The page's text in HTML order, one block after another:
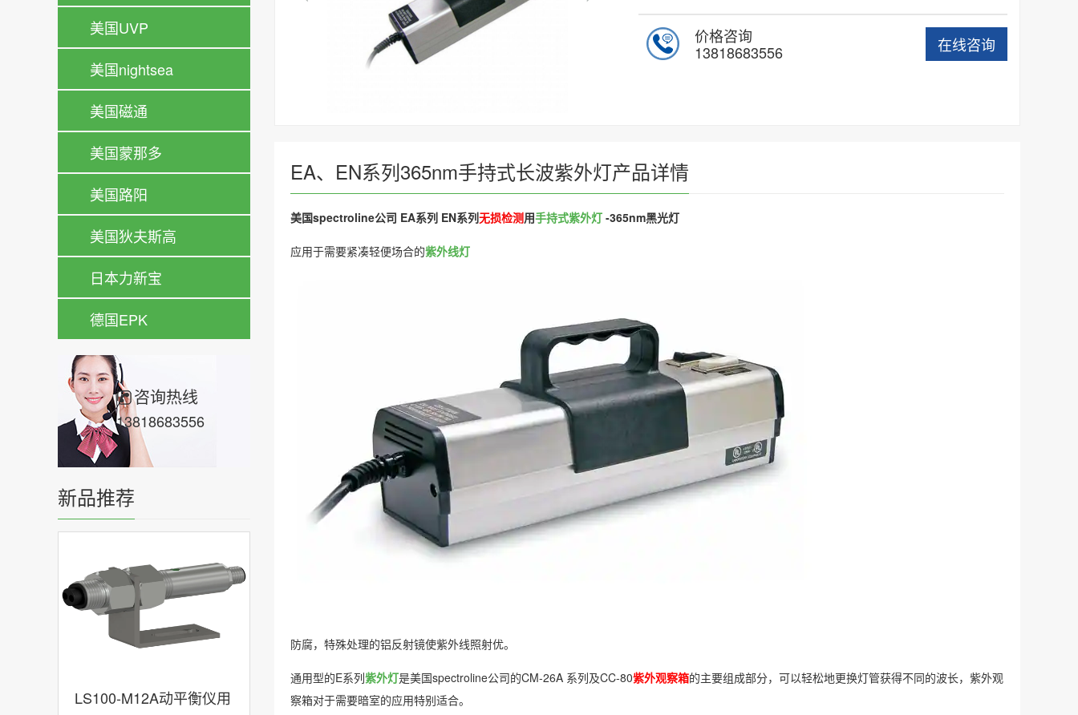
美国UVP
美国nightsea
美国磁通
美国蒙那多
美国路阳
美国狄夫斯高
日本力新宝
德国EPK
咨询热线
13818683556
新品推荐
LS100-M12A动平衡仪用
在线咨询
价格咨询
13818683556
EA、EN系列365nm手持式长波紫外灯产品详情
美国spectroline公司 EA系列 EN系列无损检测用手持式紫外灯 -365nm黑光灯
应用于需要紧凑轻便场合的紫外线灯
防腐，特殊处理的铝反射镜使紫外线照射优。
通用型的E系列紫外灯是美国spectroline公司的CM-26A 系列及CC-80紫外观察箱的主要组成部分，可以轻松地更换灯管获得不同的波长，紫外观
察箱对于需要暗室的应用特别适合。